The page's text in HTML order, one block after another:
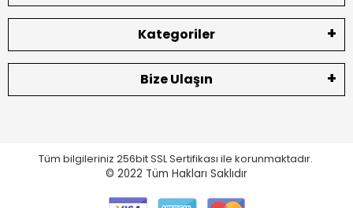
Kategoriler
Bize Ulaşın
Tüm bilgileriniz 256bit SSL Sertifikası ile korunmaktadır.
© 2022 Tüm Hakları Saklıdır